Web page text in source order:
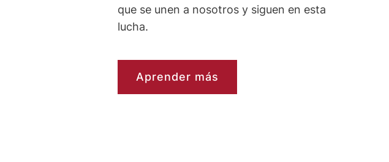
que se unen a nosotros y siguen en esta
lucha.
Aprender más